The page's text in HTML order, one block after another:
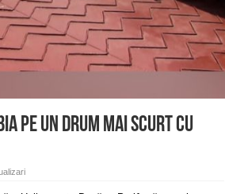
pe un drum mai scurt cu